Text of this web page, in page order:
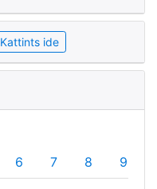
Kattints ide
6 7 8 9